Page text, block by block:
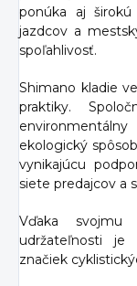
ponúka aj
jazdcov a
spoľahlivosť.
Shimano kladie
praktiky.
ekologický
vynikajúcu
siete predajcov a
Vďaka
udržateľnosti je
značiek